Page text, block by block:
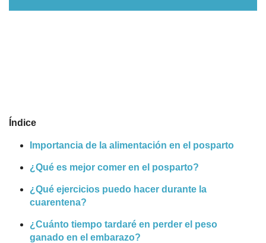
Índice
Importancia de la alimentación en el posparto
¿Qué es mejor comer en el posparto?
¿Qué ejercicios puedo hacer durante la
cuarentena?
¿Cuánto tiempo tardaré en perder el peso
ganado en el embarazo?